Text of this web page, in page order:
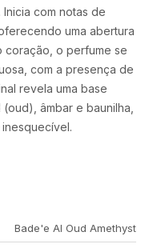
com notas de
uma abertura
coração, o perfume se
com a presença de
revela uma base
âmbar e baunilha,
Bade'e Al Oud Amethyst